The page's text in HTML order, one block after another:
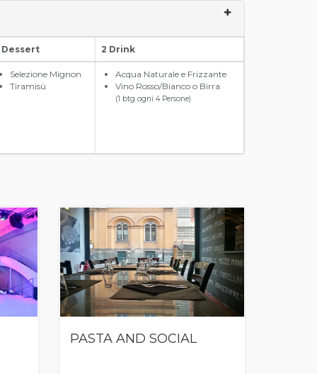
Dessert 2 Drink
Selezione Mignon
Tiramisù
Acqua Naturale e Frizzante
Vino Rosso/Bianco o Birra
(1 btg ogni 4 Persone)
PASTA AND SOCIAL